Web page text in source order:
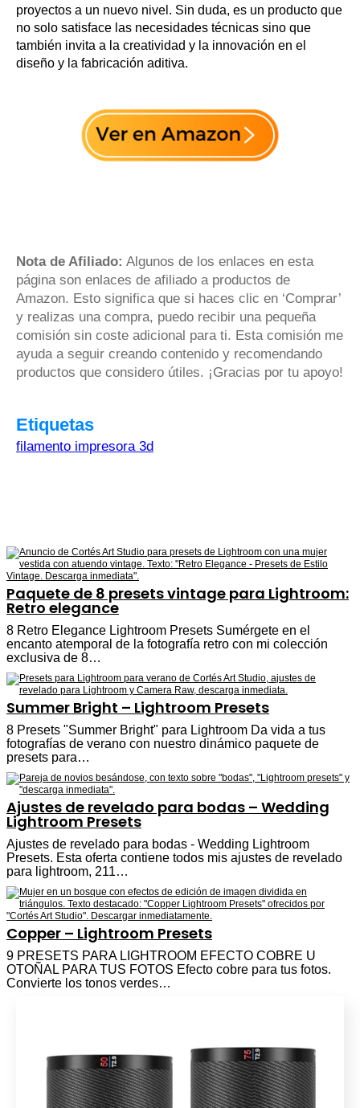
proyectos a un nuevo nivel. Sin duda, es un producto que
no solo satisface las necesidades técnicas sino que
también invita a la creatividad y la innovación en el
diseño y la fabricación aditiva.
Nota de Afiliado: Algunos de los enlaces en esta
página son enlaces de afiliado a productos de
Amazon. Esto significa que si haces clic en ‘Comprar’
y realizas una compra, puedo recibir una pequeña
comisión sin coste adicional para ti. Esta comisión me
ayuda a seguir creando contenido y recomendando
productos que considero útiles. ¡Gracias por tu apoyo!
Etiquetas
filamento impresora 3d
Paquete de 8 presets vintage para Lightroom:
Retro elegance
8 Retro Elegance Lightroom Presets Sumérgete en el
encanto atemporal de la fotografía retro con mi colección
exclusiva de 8…
Summer Bright – Lightroom Presets
8 Presets "Summer Bright" para Lightroom Da vida a tus
fotografías de verano con nuestro dinámico paquete de
presets para…
Ajustes de revelado para bodas – Wedding
Lightroom Presets
Ajustes de revelado para bodas - Wedding Lightroom
Presets. Esta oferta contiene todos mis ajustes de revelado
para lightroom, 211…
Copper – Lightroom Presets
9 PRESETS PARA LIGHTROOM EFECTO COBRE U
OTOÑAL PARA TUS FOTOS Efecto cobre para tus fotos.
Convierte los tonos verdes…